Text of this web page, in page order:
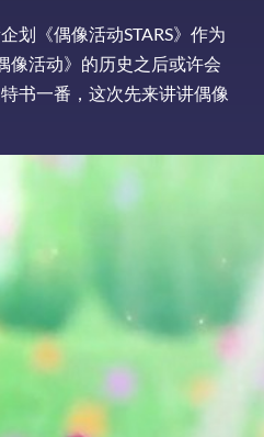
划《偶像活动STARS》作为
像活动》的历史之后或许会
书一番，这次先来讲讲偶像